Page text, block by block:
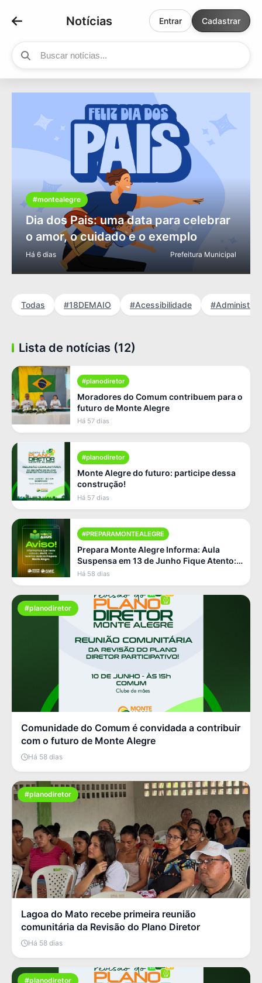
Notícias Entrar Cadastrar
#montealegre
Dia dos Pais: uma data para celebrar
o amor, o cuidado e o exemplo
Há 6 dias Prefeitura Municipal
Todas #18DEMAIO #Acessibilidade
Lista de notícias (12)
#planodiretor
Moradores do Comum contribuem para o
futuro de Monte Alegre
Há 57 dias
#planodiretor
Monte Alegre do futuro: participe dessa
construção!
Há 57 dias
#PREPARAMONTEALEGRE
Prepara Monte Alegre Informa: Aula
Suspensa em 13 de Junho Fique Atento:
Não Haverá Aula Neste Sá [...]
Há 58 dias
#planodiretor
Comunidade do Comum é convidada a contribuir
com o futuro de Monte Alegre
Há 58 dias
#planodiretor
Lagoa do Mato recebe primeira reunião
comunitária da Revisão do Plano Diretor
Há 58 dias
#planodiretor